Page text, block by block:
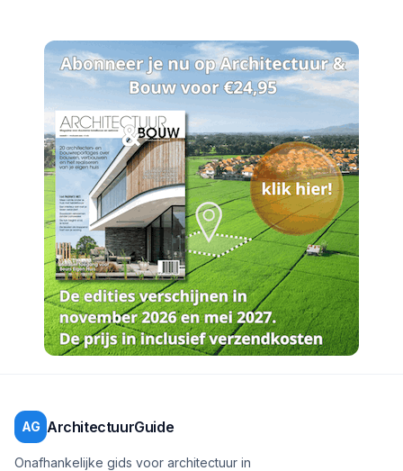
AG ArchitectuurGuide
Onafhankelijke gids voor architectuur in